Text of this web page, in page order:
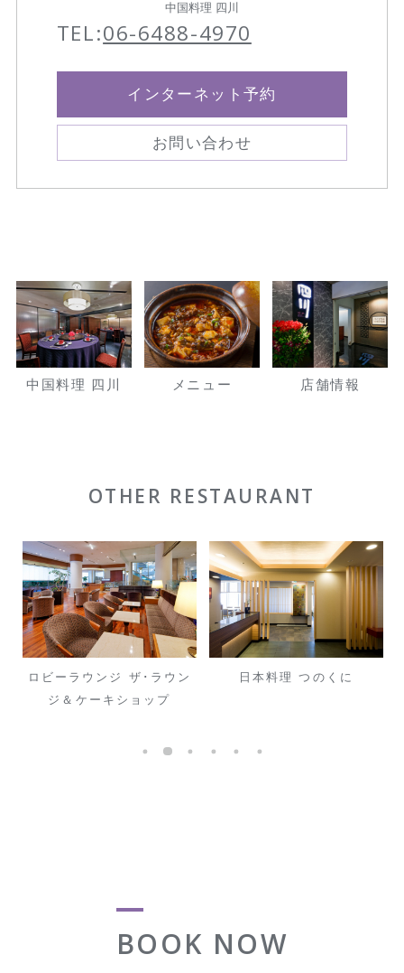
中国料理 四川
TEL:06-6488-4970
インターネット予約
お問い合わせ
中国料理 四川 メニュー 店舗情報
OTHER RESTAURANT
ロビーラウンジ ザ･ラウン
ジ＆ケーキショップ
日本料理 つのくに
BOOK NOW